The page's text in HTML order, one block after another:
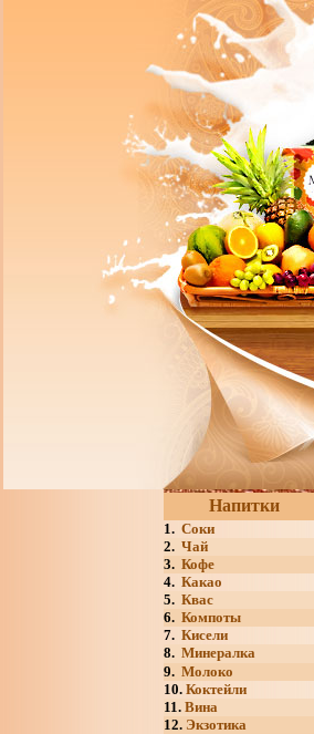
Напитки
1. Соки
2. Чай
3. Кофе
4. Какао
5. Квас
6. Компоты
7. Кисели
8. Минералка
9. Молоко
10. Коктейли
11. Вина
12. Экзотика